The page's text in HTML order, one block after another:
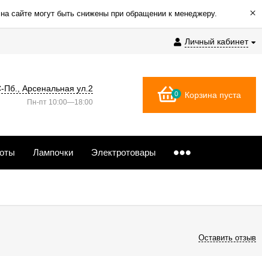
сайте могут быть снижены при обращении к менеджеру. ×
Личный кабинет
Пб., Арсенальная ул.2
Пн-пт 10:00—18:00
0 Корзина пуста
Лампочки Электротовары
Оставить отзыв